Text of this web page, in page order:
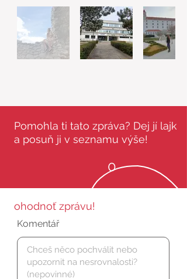
Pomohla ti tato zpráva? Dej jí lajk
a posuň ji v seznamu výše!
0
ohodnoť zprávu!
Komentář